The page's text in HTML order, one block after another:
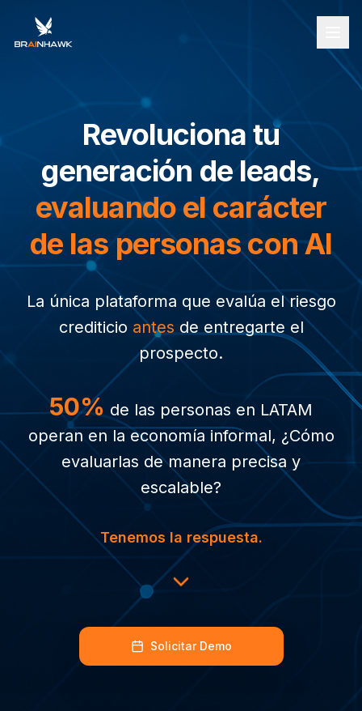
Revoluciona tu
generación de leads,
evaluando el carácter
de las personas con AI
La única plataforma que evalúa el riesgo
crediticio antes de entregarte el
prospecto.
50% de las personas en LATAM
operan en la economía informal, ¿Cómo
evaluarlas de manera precisa y
escalable?
Tenemos la respuesta.
Solicitar Demo